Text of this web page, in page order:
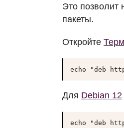
Это позволит
пакеты.
Откройте
echo "deb
Для Debian 12
echo "deb